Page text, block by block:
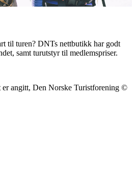
til turen? DNTs nettbutikk har godt
samt turutstyr til medlemspriser.
er angitt, Den Norske Turistforening ©